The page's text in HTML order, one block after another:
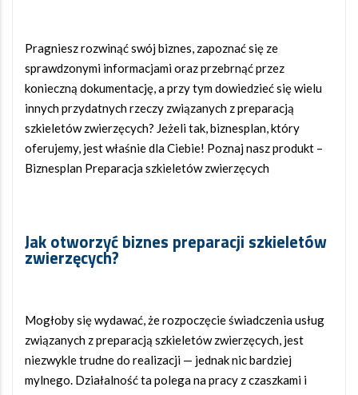
Pragniesz rozwinąć swój biznes, zapoznać się ze
sprawdzonymi informacjami oraz przebrnąć przez
konieczną dokumentację, a przy tym dowiedzieć się wielu
innych przydatnych rzeczy związanych z preparacją
szkieletów zwierzęcych? Jeżeli tak, biznesplan, który
oferujemy, jest właśnie dla Ciebie! Poznaj nasz produkt –
Biznesplan Preparacja szkieletów zwierzęcych
Jak otworzyć biznes preparacji szkieletów
zwierzęcych?
Mogłoby się wydawać, że rozpoczęcie świadczenia usług
związanych z preparacją szkieletów zwierzęcych, jest
niezwykle trudne do realizacji — jednak nic bardziej
mylnego. Działalność ta polega na pracy z czaszkami i